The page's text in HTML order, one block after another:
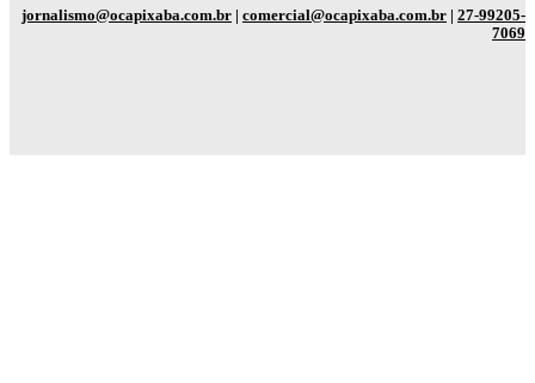
jornalismo@ocapixaba.com.br | comercial@ocapixaba.com.br | 27-99205-
7069